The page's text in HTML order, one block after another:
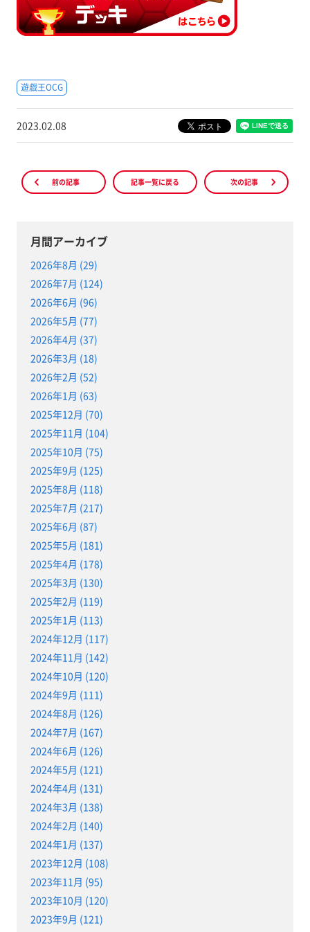
遊戯王OCG
2023.02.08
前の記事 記事一覧に戻る 次の記事
月間アーカイブ
2026年8月 (29)
2026年7月 (124)
2026年6月 (96)
2026年5月 (77)
2026年4月 (37)
2026年3月 (18)
2026年2月 (52)
2026年1月 (63)
2025年12月 (70)
2025年11月 (104)
2025年10月 (75)
2025年9月 (125)
2025年8月 (118)
2025年7月 (217)
2025年6月 (87)
2025年5月 (181)
2025年4月 (178)
2025年3月 (130)
2025年2月 (119)
2025年1月 (113)
2024年12月 (117)
2024年11月 (142)
2024年10月 (120)
2024年9月 (111)
2024年8月 (126)
2024年7月 (167)
2024年6月 (126)
2024年5月 (121)
2024年4月 (131)
2024年3月 (138)
2024年2月 (140)
2024年1月 (137)
2023年12月 (108)
2023年11月 (95)
2023年10月 (120)
2023年9月 (121)